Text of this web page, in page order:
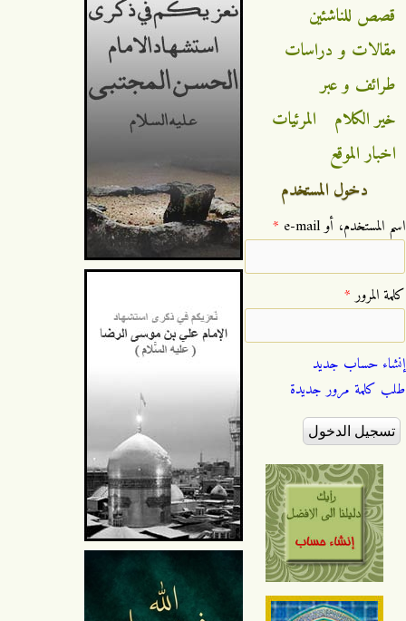
قصص للناشئين
مقالات و دراسات
طرائف و عبر
خير الكلام
المرئيات
اخبار الموقع
دخول المستخدم
‏اسم المستخدم، أو e-mail ‏ *
‏كلمة المرور ‏*
إنشاء حساب جديد
طلب كلمة مرور جديدة